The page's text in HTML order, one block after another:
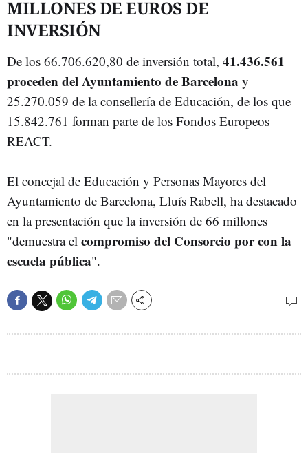
MILLONES DE EUROS DE
INVERSIÓN
De los 66.706.620,80 de inversión total, 41.436.561
proceden del Ayuntamiento de Barcelona y
25.270.059 de la consellería de Educación, de los que
15.842.761 forman parte de los Fondos Europeos
REACT.
El concejal de Educación y Personas Mayores del
Ayuntamiento de Barcelona, Lluís Rabell, ha destacado
en la presentación que la inversión de 66 millones
"demuestra el compromiso del Consorcio por con la
escuela pública".